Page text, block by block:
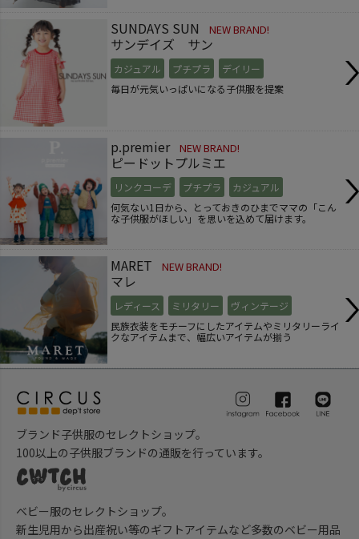
SUNDAYS SUN NEW BRAND!
サンデイズ サン
カジュアル プチプラ
デイリー
毎日が元気いっぱいになる子供服を提案
p.premier NEW BRAND!
ピードットプルミエ
リンクコーデ プチプラ
カジュアル
何気ない1日から、とっておきのひまでママの「こん
な子供服がほしい」を思いを込めて届けます。
MARET NEW BRAND!
マレ
レディース ミリタリー
ヴィンテージ
民族衣装をモチーフにしたアイテムやミリタリーライ
クなアイテムまで、幅広いアイテムが揃う
ブランド子供服のセレクトショップ。
100以上の子供服ブランドの通販を行っています。
ベビー服のセレクトショップ。
新生児用から出産祝い等のギフトアイテムなど多数のベビー用品